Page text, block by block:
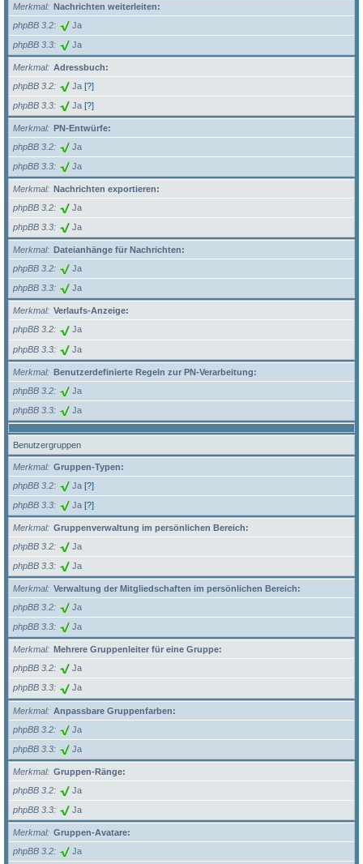
Merkmal
Nachrichten weiterleiten:
phpBB 3.2
Ja
phpBB 3.3 Ja
Merkmal
Adressbuch:
phpBB 3.2
Ja [?]
phpBB 3.3 Ja [?]
Merkmal
PN-Entwürfe:
phpBB 3.2
Ja
phpBB 3.3 Ja
Merkmal
Nachrichten exportieren:
phpBB 3.2
Ja
phpBB 3.3 Ja
Merkmal
Dateianhänge für Nachrichten:
phpBB 3.2
Ja
phpBB 3.3 Ja
Merkmal
Verlaufs-Anzeige:
phpBB 3.2
Ja
phpBB 3.3 Ja
Merkmal
Benutzerdefinierte Regeln zur PN-Verarbeitung:
phpBB 3.2
Ja
phpBB 3.3 Ja
Benutzergruppen
Merkmal
Gruppen-Typen:
phpBB 3.2
Ja [?]
phpBB 3.3 Ja [?]
Merkmal
Gruppenverwaltung im persönlichen Bereich:
phpBB 3.2
Ja
phpBB 3.3 Ja
Merkmal
Verwaltung der Mitgliedschaften im persönlichen Bereich:
phpBB 3.2
Ja
phpBB 3.3 Ja
Merkmal
Mehrere Gruppenleiter für eine Gruppe:
phpBB 3.2
Ja
phpBB 3.3 Ja
Merkmal
Anpassbare Gruppenfarben:
phpBB 3.2
Ja
phpBB 3.3 Ja
Merkmal
Gruppen-Ränge:
phpBB 3.2
Ja
phpBB 3.3 Ja
Merkmal
Gruppen-Avatare:
phpBB 3.2
Ja